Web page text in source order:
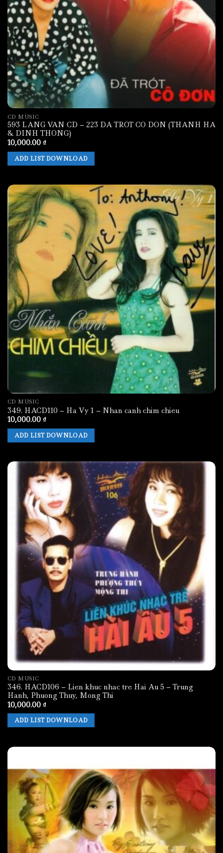
CD MUSIC
593 LANG VAN CD – 223 DA TROT CO DON (THANH HA
& DINH THONG)
10,000.00 ₫
ADD LIST DOWNLOAD
CD MUSIC
349. HACD110 – Ha Vy 1 – Nhan canh chim chieu
10,000.00 ₫
ADD LIST DOWNLOAD
CD MUSIC
346. HACD106 – Lien khuc nhac tre Hai Au 5 – Trung
Hanh, Phuong Thuy, Mong Thi
10,000.00 ₫
ADD LIST DOWNLOAD